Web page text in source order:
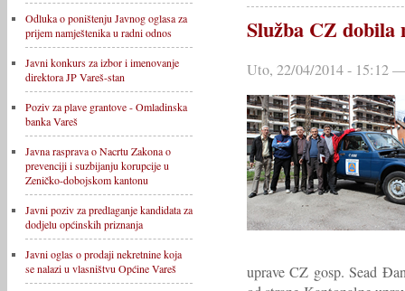
Odluka o poništenju Javnog oglasa za
prijem namještenika u radni odnos
Javni konkurs za izbor i imenovanje
direktora JP Vareš-stan
Poziv za plave grantove - Omladinska
banka Vareš
Javna rasprava o Nacrtu Zakona o
prevenciji i suzbijanju korupcije u
Zeničko-dobojskom kantonu
Javni poziv za predlaganje kandidata za
dodjelu općinskih priznanja
Javni oglas o prodaji nekretnine koja
se nalazi u vlasništvu Općine Vareš
Služba CZ dobila
Uto, 22/04/2014 - 15:12
uprave CZ gosp. Sead